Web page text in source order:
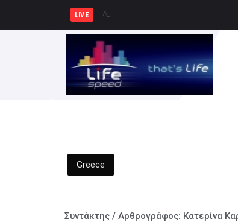
LIVE Δήμος Πατρέων : Τα παιδιά των
Greece
Συντάκτης / Αρθρογράφος: Κατερίνα